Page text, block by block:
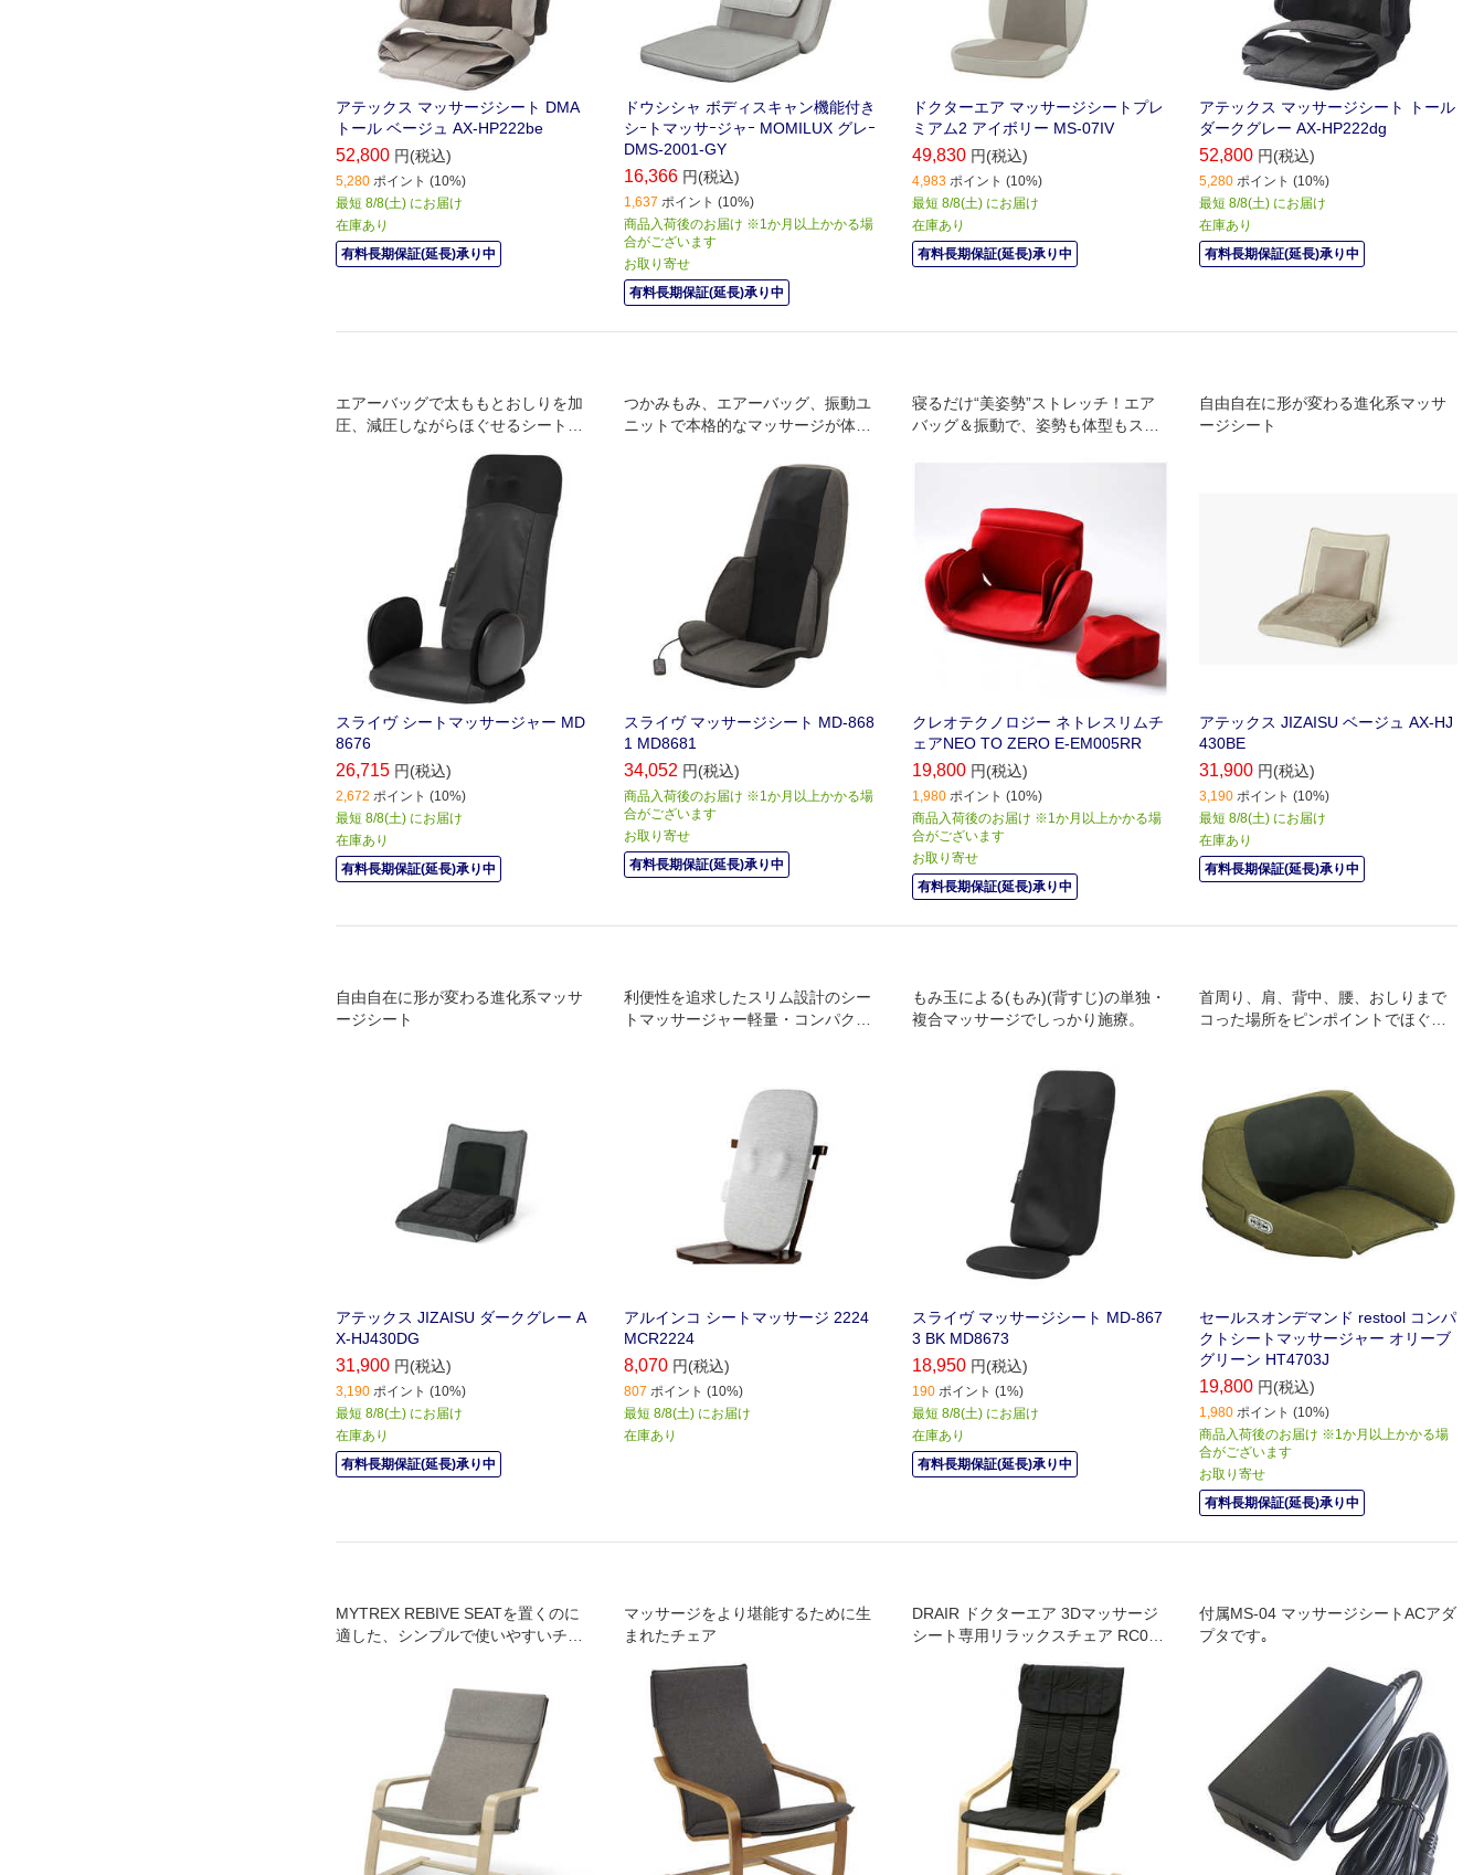
アテックス マッサージシート DMA
トール ベージュ AX-HP222be
52,800 円(税込)
5,280 ポイント (10%)
最短 8/8(土) にお届け
在庫あり
有料長期保証(延長)承り中
ドウシシャ ボディスキャン機能付き
シｰトマッサｰジャｰ MOMILUX グレｰ
DMS-2001-GY
16,366 円(税込)
1,637 ポイント (10%)
商品入荷後のお届け ※1か月以上かかる場
合がございます
お取り寄せ
有料長期保証(延長)承り中
ドクターエア マッサージシートプレ
ミアム2 アイボリー MS-07IV
49,830 円(税込)
4,983 ポイント (10%)
最短 8/8(土) にお届け
在庫あり
有料長期保証(延長)承り中
アテックス マッサージシート トール
ダークグレー AX-HP222dg
52,800 円(税込)
5,280 ポイント (10%)
最短 8/8(土) にお届け
在庫あり
有料長期保証(延長)承り中
エアーバッグで太ももとおしりを加
圧、減圧しながらほぐせるシートマ
スライヴ シートマッサージャー MD
8676
26,715 円(税込)
2,672 ポイント (10%)
最短 8/8(土) にお届け
在庫あり
有料長期保証(延長)承り中
つかみもみ、エアーバッグ、振動ユ
ニットで本格的なマッサージが体感
スライヴ マッサージシート MD-868
1 MD8681
34,052 円(税込)
商品入荷後のお届け ※1か月以上かかる場
合がございます
お取り寄せ
有料長期保証(延長)承り中
寝るだけ“美姿勢”ストレッチ！エア
バッグ＆振動で、姿勢も体型もスッ
クレオテクノロジー ネトレスリムチ
ェアNEO TO ZERO E-EM005RR
19,800 円(税込)
1,980 ポイント (10%)
商品入荷後のお届け ※1か月以上かかる場
合がございます
お取り寄せ
有料長期保証(延長)承り中
自由自在に形が変わる進化系マッサ
ージシート
アテックス JIZAISU ベージュ AX-HJ
430BE
31,900 円(税込)
3,190 ポイント (10%)
最短 8/8(土) にお届け
在庫あり
有料長期保証(延長)承り中
自由自在に形が変わる進化系マッサ
ージシート
アテックス JIZAISU ダークグレー A
X-HJ430DG
31,900 円(税込)
3,190 ポイント (10%)
最短 8/8(土) にお届け
在庫あり
有料長期保証(延長)承り中
利便性を追求したスリム設計のシー
トマッサージャー軽量・コンパクト
アルインコ シートマッサージ 2224
MCR2224
8,070 円(税込)
807 ポイント (10%)
最短 8/8(土) にお届け
在庫あり
もみ玉による(もみ)(背すじ)の単独・
複合マッサージでしっかり施療。
スライヴ マッサージシート MD-867
3 BK MD8673
18,950 円(税込)
190 ポイント (1%)
最短 8/8(土) にお届け
在庫あり
有料長期保証(延長)承り中
首周り、肩、背中、腰、おしりまで
コった場所をピンポイントでほぐせ
セールスオンデマンド restool コンパ
クトシートマッサージャー オリーブ
グリーン HT4703J
19,800 円(税込)
1,980 ポイント (10%)
商品入荷後のお届け ※1か月以上かかる場
合がございます
お取り寄せ
有料長期保証(延長)承り中
MYTREX REBIVE SEATを置くのに
適した、シンプルで使いやすいチェ
マッサージをより堪能するために生
まれたチェア
DRAIR ドクターエア 3Dマッサージ
シート専用リラックスチェア RC001
付属MS-04 マッサージシートACアダ
プタです｡